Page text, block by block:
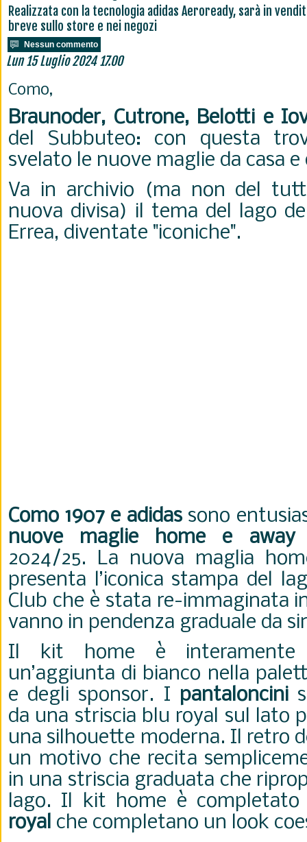
Realizzata con la tecnologia adidas Aeroready, sarà in
breve sullo store e nei negozi
Nessun commento
Lun 15 Luglio 2024 17.00
Como,
Braunoder, Cutrone, Belotti e
del Subbuteo: con questa
svelato le nuove maglie da casa
Va in archivio (ma non del
nuova divisa) il tema del lago
Errea, diventate "iconiche".
Como 1907 e adidassono
nuove maglie home e away
2024/25. La nuova maglia
presenta l’iconica stampa del
Club che è stata re-immaginata
vanno in pendenza graduale da
Il kit home è
un’aggiunta di bianco nella
e degli sponsor. I pantaloncini
da una striscia blu royal sul lato
una silhouette moderna. Il retro
un motivo che recita
in una striscia graduata che
lago. Il kit home è
royal che completano un look